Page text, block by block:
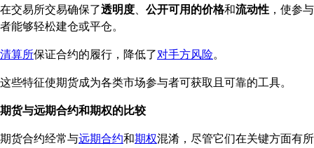
在交易所交易确保了透明度、 公开可用的价格和流动性 ，使参与
者能够轻松建仓或平仓。
清算所保证合约的履行，降低了对手方风险。
这些特征使期货成为各类市场参与者可获取且可靠的工具。
期货与远期合约和期权的比较
期货合约经常与远期合约和期权混淆，尽管它们在关键方面有所